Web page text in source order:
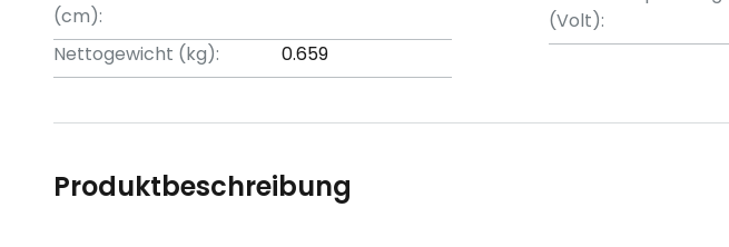
(cm):
Nettogewicht (kg): 0.659
(Volt):
Produktbeschreibung